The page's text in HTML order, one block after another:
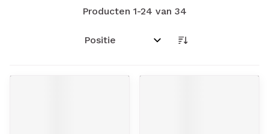
Producten 1-24 van 34
Sorteer op: